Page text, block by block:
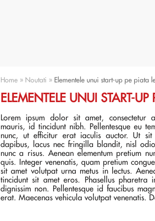
Home » Noutati » Elementele unui start-up pe piata
ELEMENTELE UNUI START-UP
Lorem ipsum dolor sit amet, consectetur
mauris, id tincidunt nibh. Pellentesque eu
nunc, ut efficitur erat iaculis auctor. Ut sit
dapibus, lacus nec fringilla blandit, nisl
nunc a risus. Aenean elementum pretium
quis. Integer venenatis, quam pretium
sit amet volutpat urna metus in lectus.
tincidunt sit amet eros. Phasellus pharetra
dignissim non. Pellentesque id faucibus
erat. Maecenas vehicula volutpat venenatis.